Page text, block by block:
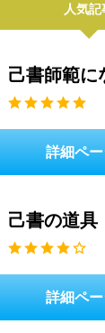
人気記
己書師範に
詳細ペ
己書の道具
詳細ペ